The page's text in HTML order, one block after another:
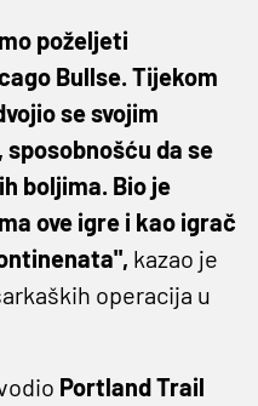
poželjeti
Bullse. Tijekom
se svojim
da se
boljima. Bio je
ove igre i kao igrač
kazao je
operacija u
Portland Trail